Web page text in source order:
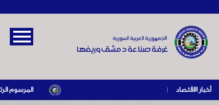
أخبار الاقتصاد | المرسوم الرئاسي رقم /69/ لعام 2026 .. دعم ضريبي للمنشآت